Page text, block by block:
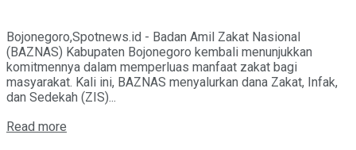
Bojonegoro,Spotnews.id - Badan Amil Zakat Nasional
(BAZNAS) Kabupaten Bojonegoro kembali menunjukkan
komitmennya dalam memperluas manfaat zakat bagi
masyarakat. Kali ini, BAZNAS menyalurkan dana Zakat, Infak,
dan Sedekah (ZIS)...
Read more